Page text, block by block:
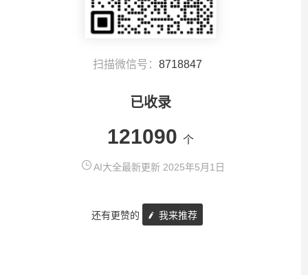
扫描微信号： 8718847
已收录
121090 个
AI大全最新更新 2025年5月1日
还有更赞的 我来推荐